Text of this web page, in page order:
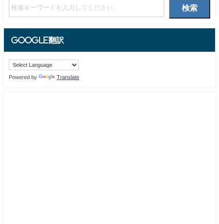
検索
Google翻訳
Powered by Translate